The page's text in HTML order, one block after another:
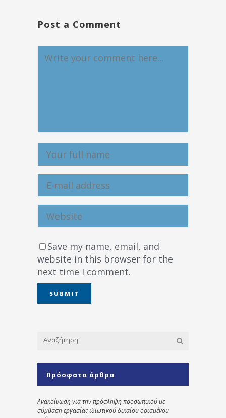
Post a Comment
Save my name, email, and
website in this browser for the
next time I comment.
Πρόσφατα άρθρα
Ανακοίνωση για την πρόσληψη προσωπικού με
σύμβαση εργασίας ιδιωτικού δικαίου ορισμένου